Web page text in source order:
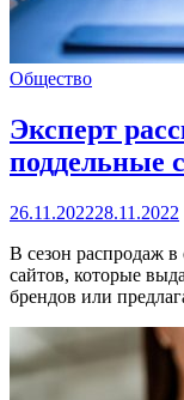
Общество
Эксперт
поддельные
26.11.202228.11.2022
В сезон распродаж
сайтов, которые
брендов или